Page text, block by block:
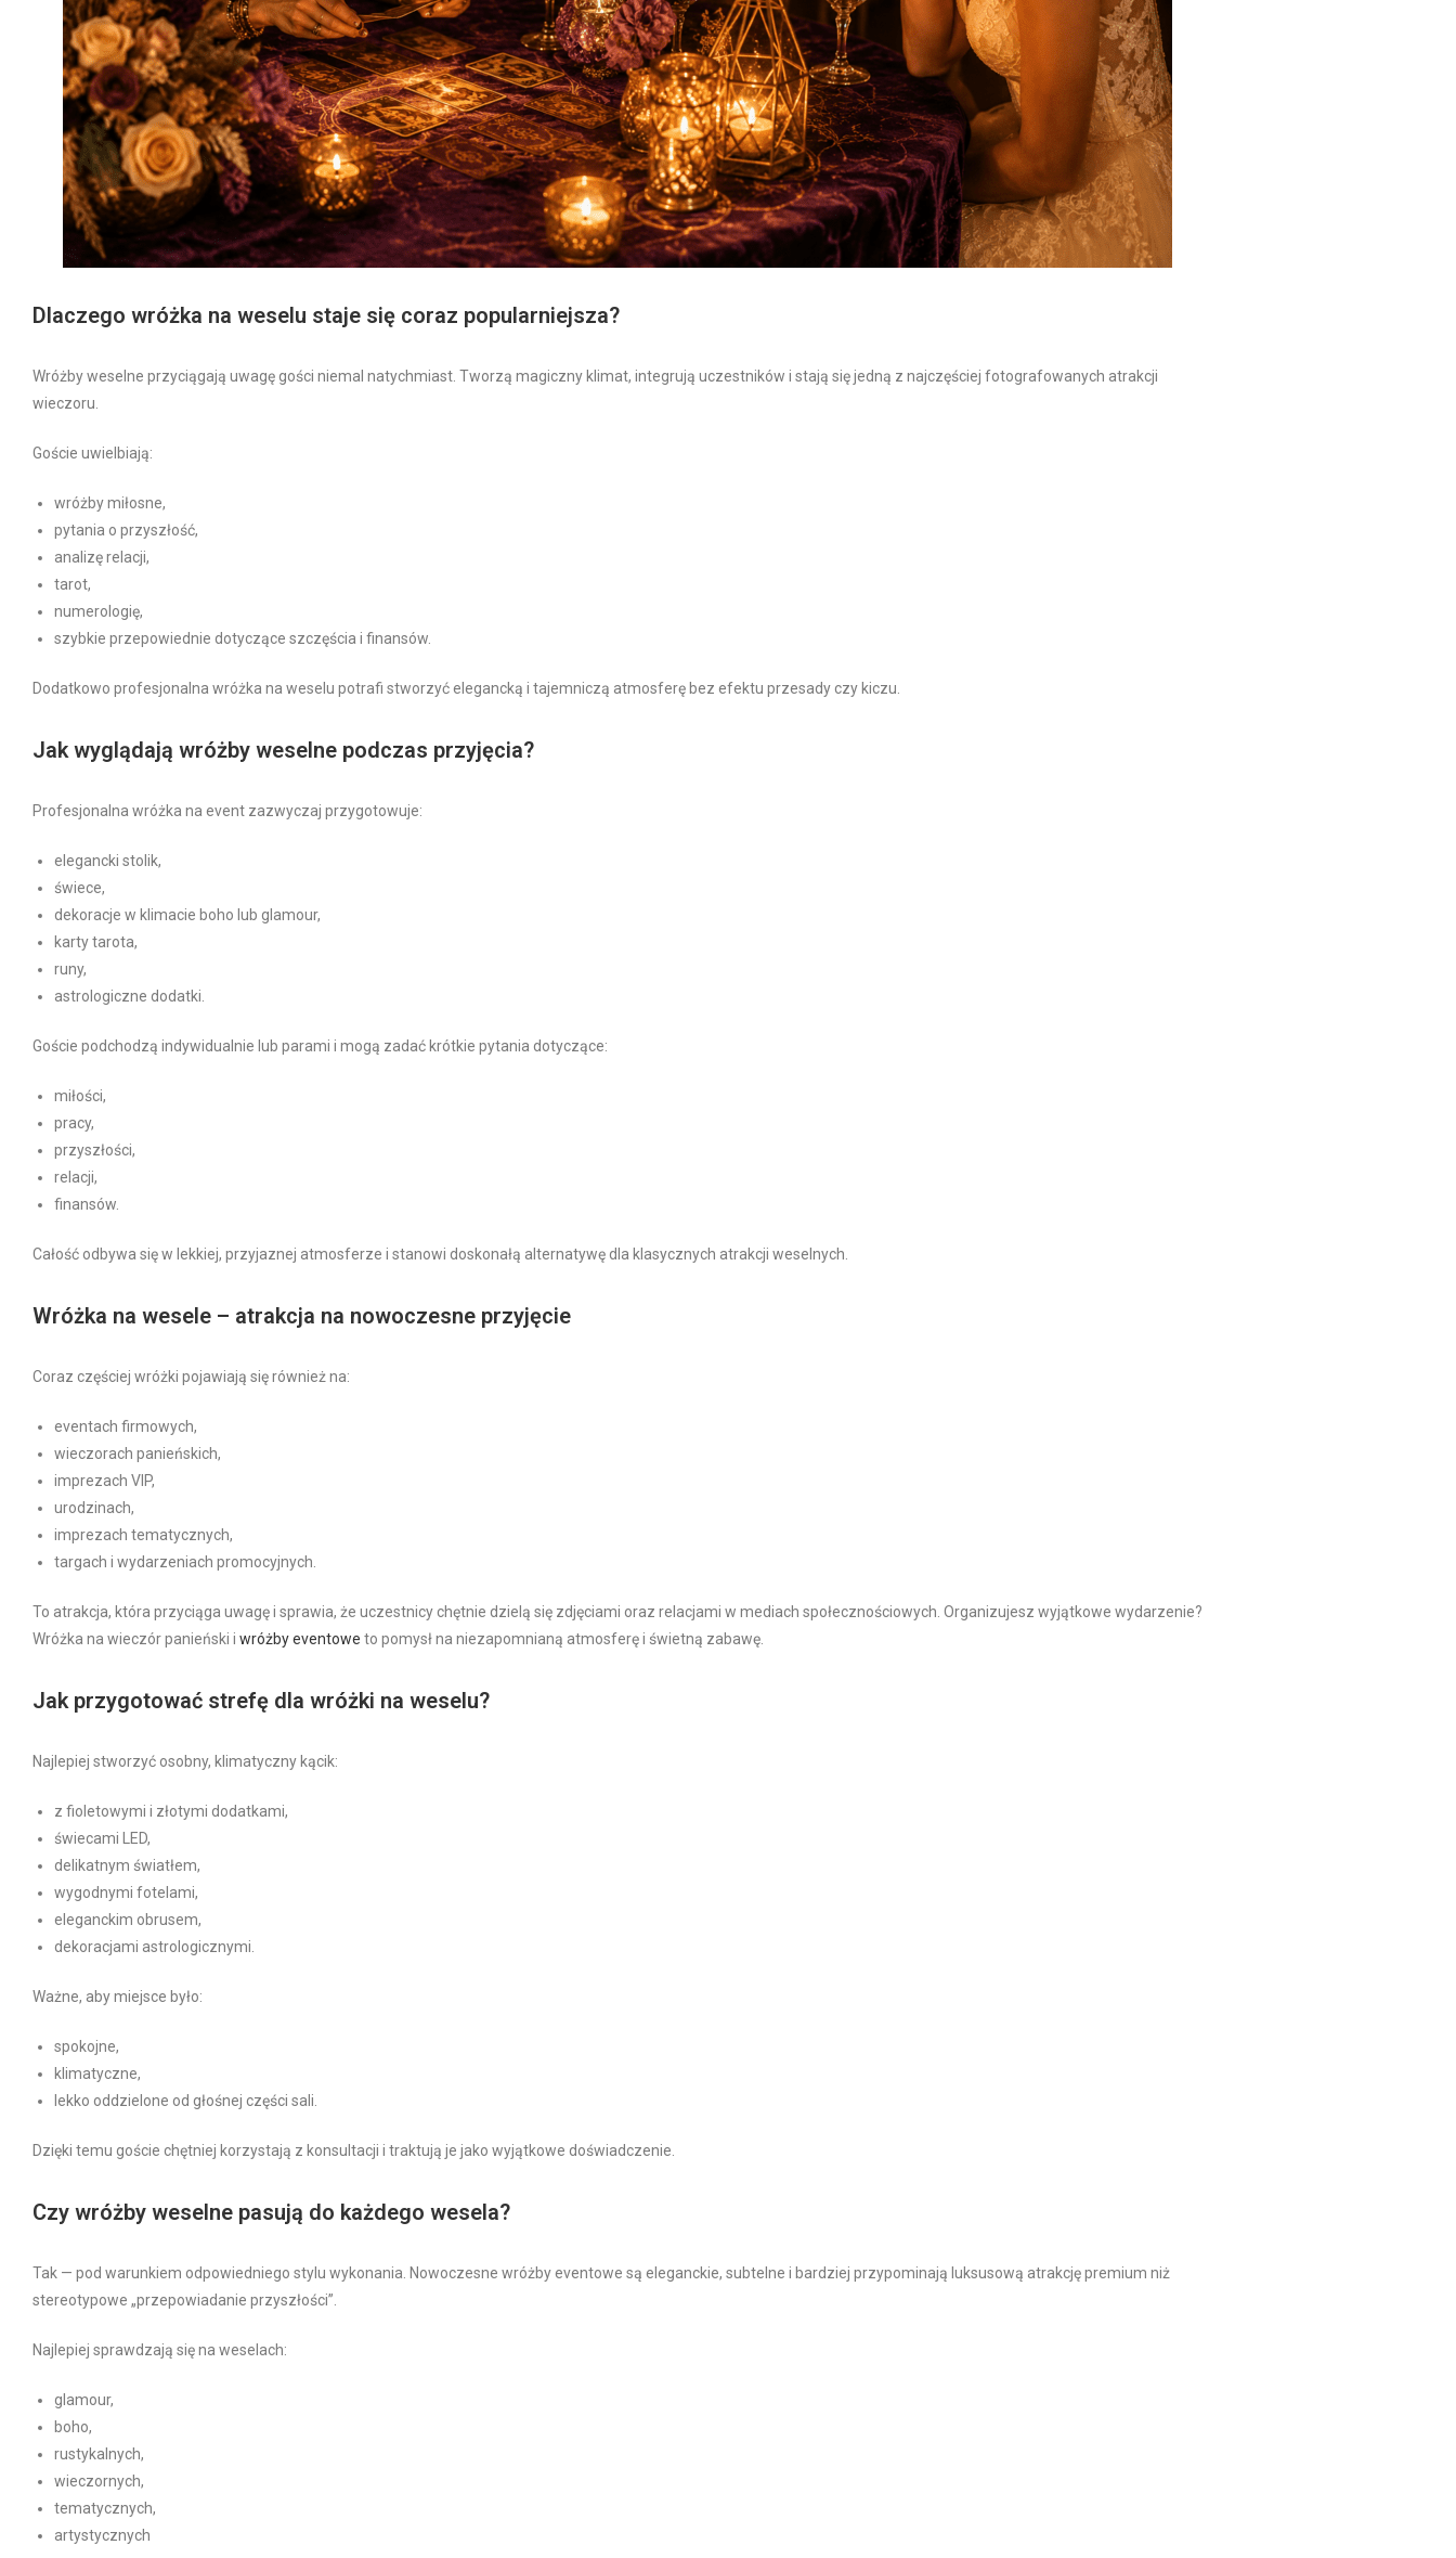
Dlaczego wróżka na weselu staje się coraz popularniejsza?
Wróżby weselne przyciągają uwagę gości niemal natychmiast. Tworzą magiczny klimat, integrują uczestników i stają się jedną z najczęściej fotografowanych atrakcji
wieczoru.
Goście uwielbiają:
wróżby miłosne,
pytania o przyszłość,
analizę relacji,
tarot,
numerologię,
szybkie przepowiednie dotyczące szczęścia i finansów.
Dodatkowo profesjonalna wróżka na weselu potrafi stworzyć elegancką i tajemniczą atmosferę bez efektu przesady czy kiczu.
Jak wyglądają wróżby weselne podczas przyjęcia?
Profesjonalna wróżka na event zazwyczaj przygotowuje:
elegancki stolik,
świece,
dekoracje w klimacie boho lub glamour,
karty tarota,
runy,
astrologiczne dodatki.
Goście podchodzą indywidualnie lub parami i mogą zadać krótkie pytania dotyczące:
miłości,
pracy,
przyszłości,
relacji,
finansów.
Całość odbywa się w lekkiej, przyjaznej atmosferze i stanowi doskonałą alternatywę dla klasycznych atrakcji weselnych.
Wróżka na wesele – atrakcja na nowoczesne przyjęcie
Coraz częściej wróżki pojawiają się również na:
eventach firmowych,
wieczorach panieńskich,
imprezach VIP,
urodzinach,
imprezach tematycznych,
targach i wydarzeniach promocyjnych.
To atrakcja, która przyciąga uwagę i sprawia, że uczestnicy chętnie dzielą się zdjęciami oraz relacjami w mediach społecznościowych. Organizujesz wyjątkowe wydarzenie?
Wróżka na wieczór panieński i wróżby eventowe to pomysł na niezapomnianą atmosferę i świetną zabawę.
Jak przygotować strefę dla wróżki na weselu?
Najlepiej stworzyć osobny, klimatyczny kącik:
z fioletowymi i złotymi dodatkami,
świecami LED,
delikatnym światłem,
wygodnymi fotelami,
eleganckim obrusem,
dekoracjami astrologicznymi.
Ważne, aby miejsce było:
spokojne,
klimatyczne,
lekko oddzielone od głośnej części sali.
Dzięki temu goście chętniej korzystają z konsultacji i traktują je jako wyjątkowe doświadczenie.
Czy wróżby weselne pasują do każdego wesela?
Tak — pod warunkiem odpowiedniego stylu wykonania. Nowoczesne wróżby eventowe są eleganckie, subtelne i bardziej przypominają luksusową atrakcję premium niż
stereotypowe „przepowiadanie przyszłości”.
Najlepiej sprawdzają się na weselach:
glamour,
boho,
rustykalnych,
wieczornych,
tematycznych,
artystycznych